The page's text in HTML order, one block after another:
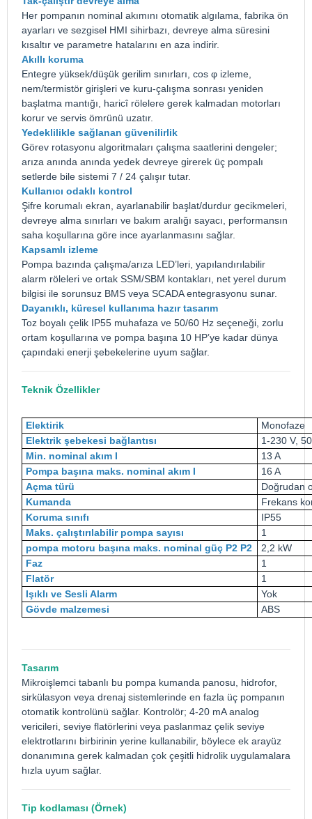
Her pompanın nominal akımını otomatik algılama, fabrika ön
ayarları ve sezgisel HMI sihirbazı, devreye alma süresini
kısaltır ve parametre hatalarını en aza indirir.
Akıllı koruma
Entegre yüksek/düşük gerilim sınırları, cos φ izleme,
nem/termistör girişleri ve kuru-çalışma sonrası yeniden
başlatma mantığı, haricî rölelere gerek kalmadan motorları
korur ve servis ömrünü uzatır.
Yedeklilikle sağlanan güvenilirlik
Görev rotasyonu algoritmaları çalışma saatlerini dengeler;
arıza anında anında yedek devreye girerek üç pompalı
setlerde bile sistemi 7 / 24 çalışır tutar.
Kullanıcı odaklı kontrol
Şifre korumalı ekran, ayarlanabilir başlat/durdur gecikmeleri,
devreye alma sınırları ve bakım aralığı sayacı, performansın
saha koşullarına göre ince ayarlanmasını sağlar.
Kapsamlı izleme
Pompa bazında çalışma/arıza LED’leri, yapılandırılabilir
alarm röleleri ve ortak SSM/SBM kontakları, net yerel durum
bilgisi ile sorunsuz BMS veya SCADA entegrasyonu sunar.
Dayanıklı, küresel kullanıma hazır tasarım
Toz boyalı çelik IP55 muhafaza ve 50/60 Hz seçeneği, zorlu
ortam koşullarına ve pompa başına 10 HP’ye kadar dünya
çapındaki enerji şebekelerine uyum sağlar.
Teknik Özellikler
Elektirik
Monofaze
Elektrik şebekesi bağlantısı
1-230 V,
Min. nominal akım I
13 A
Pompa başına maks. nominal akım I
16 A
Açma türü
Doğrudan
Kumanda
Frekans
Koruma sınıfı
IP55
Maks. çalıştırılabilir pompa sayısı
1
pompa motoru başına maks. nominal güç P2 P2
2,2 kW
Faz
1
Flatör
1
Işıklı ve Sesli Alarm
Yok
Gövde malzemesi
ABS
Tasarım
Mikroişlemci tabanlı bu pompa kumanda panosu , hidrofor,
sirkülasyon veya drenaj sistemlerinde en fazla üç pompanın
otomatik kontrolünü sağlar. Kontrolör; 4-20 mA analog
vericileri, seviye flatörlerini veya paslanmaz çelik seviye
elektrotlarını birbirinin yerine kullanabilir, böylece ek arayüz
donanımına gerek kalmadan çok çeşitli hidrolik uygulamalara
hızla uyum sağlar.
Tip kodlaması (Örnek)